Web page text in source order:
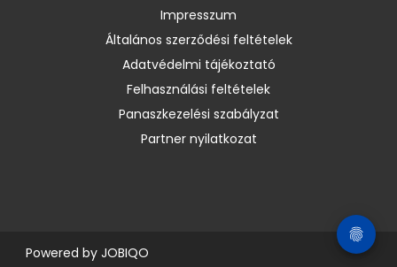
Impresszum
Általános szerződési feltételek
Adatvédelmi tájékoztató
Felhasználási feltételek
Panaszkezelési szabályzat
Partner nyilatkozat
Powered by JOBIQO